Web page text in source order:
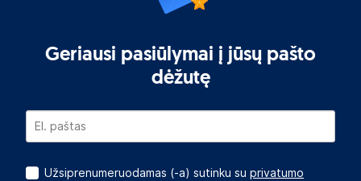
Geriausi pasiūlymai į jūsų pašto
dėžutę
Užsiprenumeruodamas (-a) sutinku su privatumo